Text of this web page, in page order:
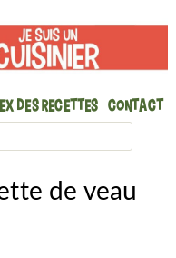
des recettes Contact
de veau